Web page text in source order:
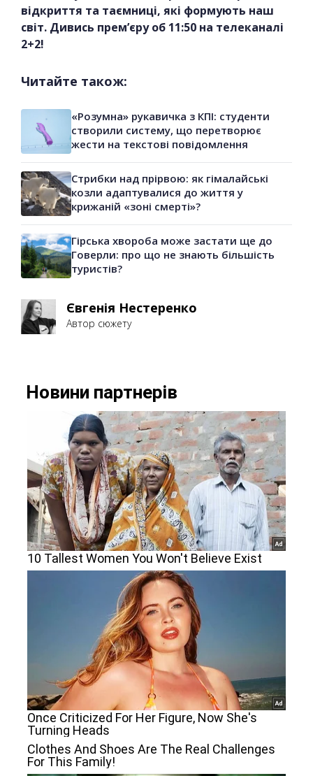
відкриття та таємниці, які формують наш
світ. Дивись прем’єру об 11:50 на телеканалі
2+2!
Читайте також:
«Розумна» рукавичка з КПІ: студенти
створили систему, що перетворює
жести на текстові повідомлення
Стрибки над прірвою: як гімалайські
козли адаптувалися до життя у
крижаній «зоні смерті»?
Гірська хвороба може застати ще до
Говерли: про що не знають більшість
туристів?
Євгенія Нестеренко
Автор сюжету